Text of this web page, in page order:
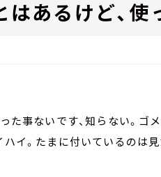
はあるけど、使
た事ないです、知らない。ゴ
ハイ。たまに付いているのは